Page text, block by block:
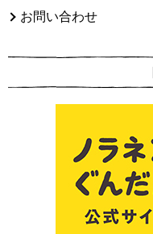
お問い合わせ